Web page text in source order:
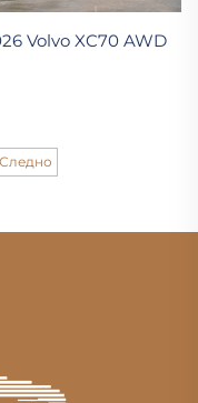
Volvo XC70 AWD
Следно